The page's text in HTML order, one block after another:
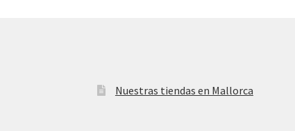
Nuestras tiendas en Mallorca